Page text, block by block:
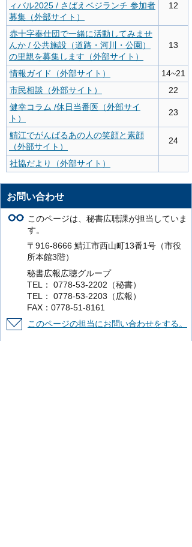
ィバル2025 / さばえベジランチ 参加者
募集（外部サイト）
12
赤十字奉仕団で一緒に活動してみませ
んか / 公共施設（道路・河川・公園）
の里親を募集します（外部サイト）
13
情報ガイド（外部サイト）
14~21
市民相談（外部サイト）
22
健幸コラム /休日当番医（外部サイ
ト）
23
鯖江でがんばるあの人の笑顔と素顔
（外部サイト）
24
社協だより（外部サイト）
お問い合わせ
このページは、秘書広聴課が担当していま
す。
〒916-8666 鯖江市西山町13番1号（市役
所本館3階）
秘書広報広聴グループ
TEL： 0778-53-2202（秘書）
TEL： 0778-53-2203（広報）
FAX：0778-51-8161
このページの担当にお問い合わせをする。